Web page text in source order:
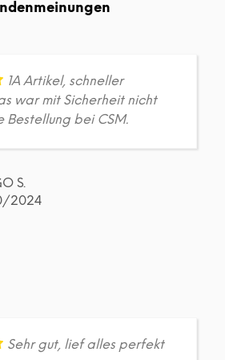
1A Artikel, schneller
war mit Sicherheit nicht
Bestellung bei CSM.
S.
2024
Sehr gut, lief alles perfekt